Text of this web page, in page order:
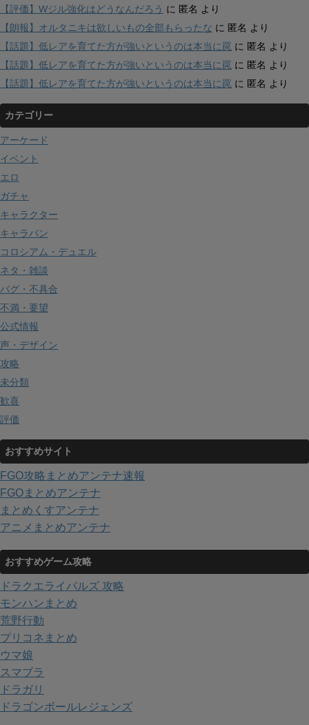
【評価】Wジル強化はどうなんだろう に 匿名 より
【朗報】オルタニキは欲しいもの全部もらったな に 匿名 より
【話題】低レアを育てた方が強いというのは本当に罠 に 匿名 より
【話題】低レアを育てた方が強いというのは本当に罠 に 匿名 より
【話題】低レアを育てた方が強いというのは本当に罠 に 匿名 より
カテゴリー
アーケード
イベント
エロ
ガチャ
キャラクター
キャラバン
コロシアム・デュエル
ネタ・雑談
バグ・不具合
不満・要望
公式情報
声・デザイン
攻略
未分類
歓喜
評価
おすすめサイト
FGO攻略まとめアンテナ速報
FGOまとめアンテナ
まとめくすアンテナ
アニメまとめアンテナ
おすすめゲーム攻略
ドラクエライバルズ 攻略
モンハンまとめ
荒野行動
プリコネまとめ
ウマ娘
スマブラ
ドラガリ
ドラゴンボールレジェンズ